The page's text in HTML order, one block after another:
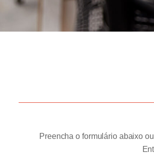
Preencha o formulário abaixo